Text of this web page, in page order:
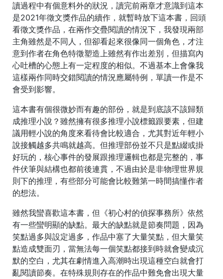
讀過程中有個意料外的狀況，讀完前兩章才意識到這本
是2021年徵文獎作品的續作，就暫時放下這本書，回頭
看徵文獎作品，在兩作交疊閱讀的情況下，我發現兩部
主角雖然是不同人，但卻看起來很像同一個角色，才注
意到作者在角色特徵塑造上雖然有作出差別，但描寫內
心吐槽的心態上有一定程度的相似。不過基本上會像我
這樣兩作同時交錯閱讀的情況應屬特例，單讀一作是不
會受到影響。
這本書有個很微妙而有趣的部份，就是到底該不該歸類
成推理小說？雖然擁有很多推理小說標籤跟要素，但建
議用輕小說的角度來看待會比較適合，尤其對近年輕小
說接觸越多共鳴就越高。但推理部份並不只是點綴或掛
好玩的，核心事件的發展跟推理邏輯也都是完整的，事
件伏筆與結構也都前後連貫，不過由於是非物理世界規
則下的推理，有些部分可能會比較難第一時間搞懂作者
的想法。
雖然我蠻喜歡這本書，但《初心村的偵探事務所》依然
有一些蠻明顯的缺點。最大的缺點就是節奏問題，因為
笑點過多與設定過多，作品中塞了大量笑點，但大量笑
點造成雙面刃，當無法每一個笑點都接到時就會變成沉
默的空白，尤其在劇情進入高潮時出現這種空白就會打
亂閱讀節奏。在特殊規則存在的作品中難免會出現大量